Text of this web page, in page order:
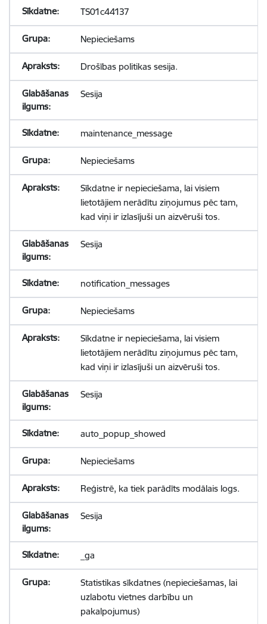
TS01c44137
Nepieciešams
Drošības politikas sesija.
Sesija
maintenance_message
Nepieciešams
Sīkdatne ir nepieciešama, lai visiem
lietotājiem nerādītu ziņojumus pēc tam,
kad viņi ir izlasījuši un aizvēruši tos.
Sesija
notification_messages
Nepieciešams
Sīkdatne ir nepieciešama, lai visiem
lietotājiem nerādītu ziņojumus pēc tam,
kad viņi ir izlasījuši un aizvēruši tos.
Sesija
auto_popup_showed
Nepieciešams
Reģistrē, ka tiek parādīts modālais logs.
Sesija
_ga
Statistikas sīkdatnes (nepieciešamas, lai
uzlabotu vietnes darbību un
pakalpojumus)